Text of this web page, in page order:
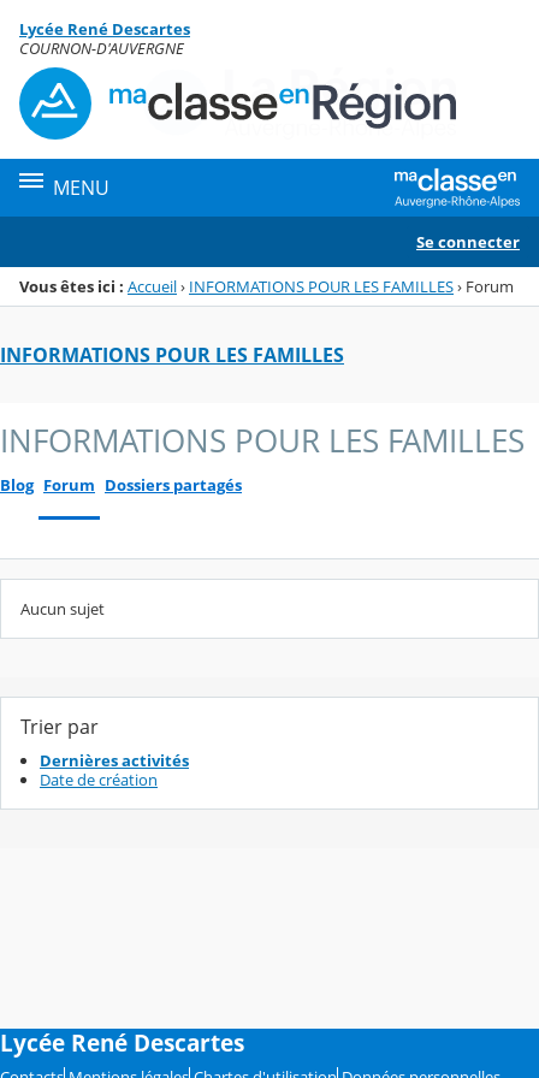
Menu de la rubrique
Contenu
Lycée René Descartes
COURNON-D'AUVERGNE
MENU
Se connecter
Vous êtes ici : Accueil› INFORMATIONS POUR LES FAMILLES› Forum
INFORMATIONS POUR LES FAMILLES
INFORMATIONS POUR LES FAMILLES
Blog Forum Dossiers partagés
Aucun sujet
Trier par
Dernières activités
Date de création
Lycée René Descartes